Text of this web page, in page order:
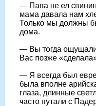
— Папа не ел
мама давала нам
Только мы должны
дома.
— Вы тогда
Вас позже
— Я всегда был
была вполне
глаза, длинные
часто путали с